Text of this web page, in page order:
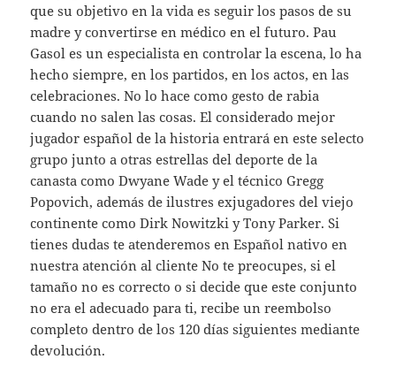
que su objetivo en la vida es seguir los pasos de su
madre y convertirse en médico en el futuro. Pau
Gasol es un especialista en controlar la escena, lo ha
hecho siempre, en los partidos, en los actos, en las
celebraciones. No lo hace como gesto de rabia
cuando no salen las cosas. El considerado mejor
jugador español de la historia entrará en este selecto
grupo junto a otras estrellas del deporte de la
canasta como Dwyane Wade y el técnico Gregg
Popovich, además de ilustres exjugadores del viejo
continente como Dirk Nowitzki y Tony Parker. Si
tienes dudas te atenderemos en Español nativo en
nuestra atención al cliente No te preocupes, si el
tamaño no es correcto o si decide que este conjunto
no era el adecuado para ti, recibe un reembolso
completo dentro de los 120 días siguientes mediante
devolución.